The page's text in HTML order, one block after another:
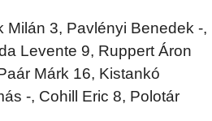
Milán 3, Pavlényi Benedek -,
Levente 9, Ruppert Áron
Márk 16, Kistankó
-, Cohill Eric 8, Polotár